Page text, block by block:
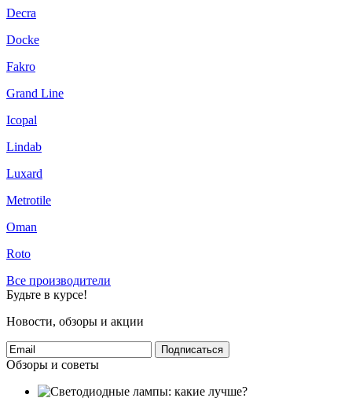
Decra
Docke
Fakro
Grand Line
Icopal
Lindab
Luxard
Metrotile
Oman
Roto
Все производители
Будьте в курсе!
Новости, обзоры и акции
Подписаться
Обзоры и советы